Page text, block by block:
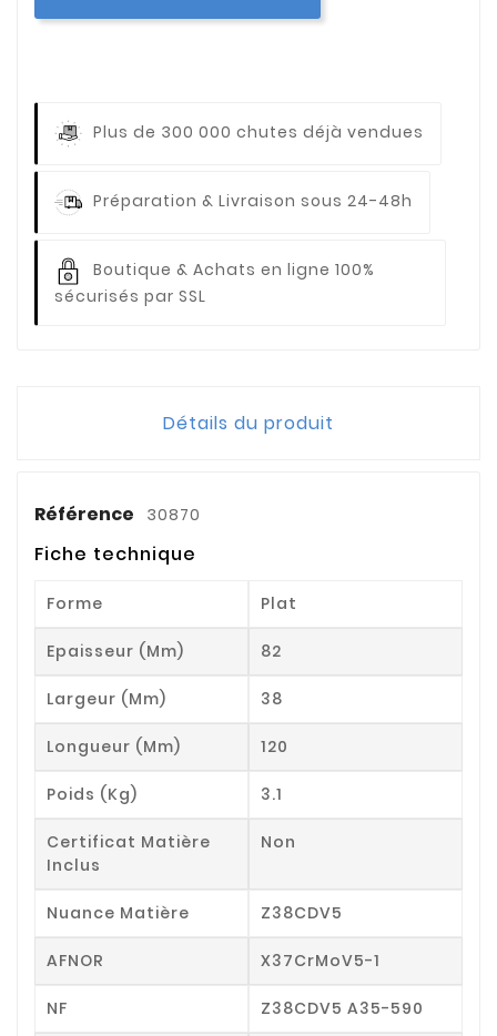
Plus de 300 000 chutes déjà vendues
Préparation & Livraison sous 24-48h
Boutique & Achats en ligne 100%
sécurisés par SSL
Détails du produit
Référence 30870
Fiche technique
Forme Plat
Epaisseur (mm) 82
Largeur (mm) 38
Longueur (mm) 120
Poids (kg) 3.1
Certificat Matière
Inclus
Non
Nuance Matière Z38CDV5
AFNOR X37CrMoV5-1
NF Z38CDV5 A35-590